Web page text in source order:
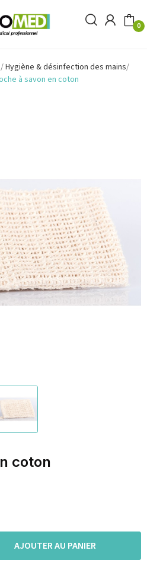
0
Hygiène & désinfection des mains
à savon en coton
coton
AJOUTER AU PANIER